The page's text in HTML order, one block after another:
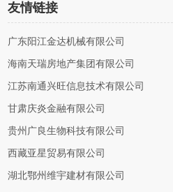
友情链接
广东阳江金达机械有限公司
海南天瑞房地产集团有限公司
江苏南通兴旺信息技术有限公司
甘肃庆炎金融有限公司
贵州广良生物科技有限公司
西藏亚星贸易有限公司
湖北鄂州维宇建材有限公司